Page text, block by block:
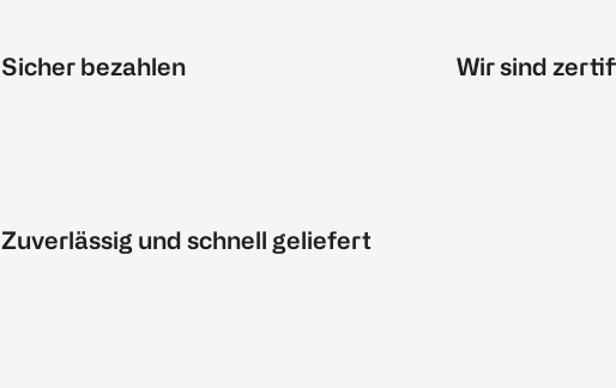
Sicher bezahlen
Zuverlässig und schnell geliefert
Wir sind